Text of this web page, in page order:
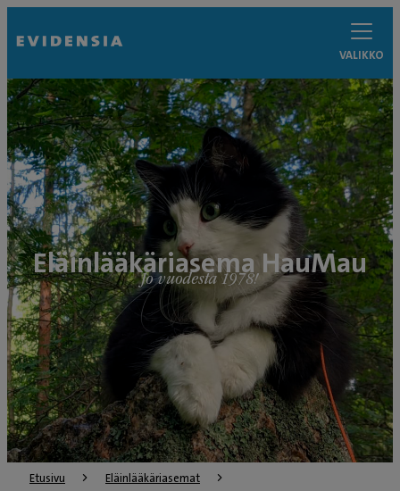
VALIKKO
Eläinlääkäriasema HauMau
Jo vuodesta 1978!
Etusivu
Eläinlääkäriasemat